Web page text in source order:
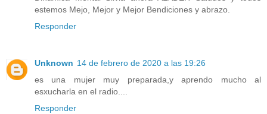
estemos Mejo, Mejor y Mejor Bendiciones y abrazo.
Responder
Unknown 14 de febrero de 2020 a las 19:26
es una mujer muy preparada,y aprendo mucho al
esxucharla en el radio....
Responder